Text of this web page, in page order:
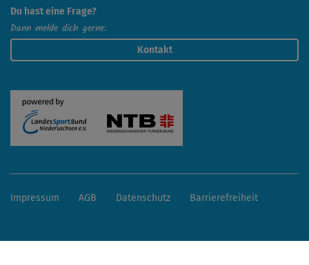
Du hast eine Frage?
Dann melde dich gerne:
Kontakt
Impressum AGB Datenschutz Barrierefreiheit